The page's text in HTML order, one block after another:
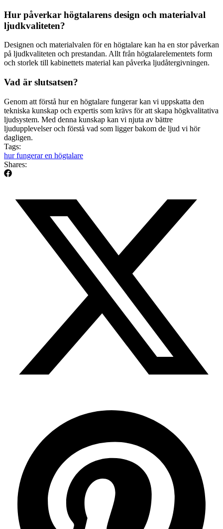
Hur påverkar högtalarens design och materialval
ljudkvaliteten?
Designen och materialvalen för en högtalare kan ha en stor påverkan
på ljudkvaliteten och prestandan. Allt från högtalarelementets form
och storlek till kabinettets material kan påverka ljudåtergivningen.
Vad är slutsatsen?
Genom att förstå hur en högtalare fungerar kan vi uppskatta den
tekniska kunskap och expertis som krävs för att skapa högkvalitativa
ljudsystem. Med denna kunskap kan vi njuta av bättre
ljudupplevelser och förstå vad som ligger bakom de ljud vi hör
dagligen.
Tags:
hur fungerar en högtalare
Shares: